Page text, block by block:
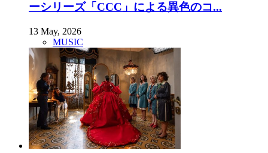
ーシリーズ「CCC」による異色のコ...
13 May, 2026
MUSIC